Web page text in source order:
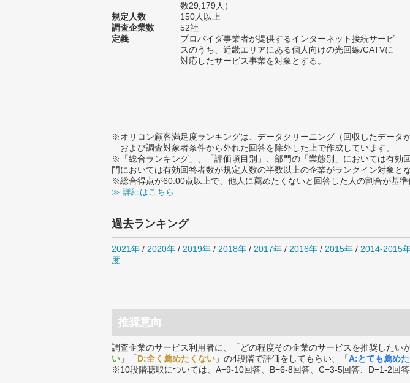
数29,179人）
規定人数
150人以上
調査企業数
52社
定義
プロバイダ事業者が提供するインターネット接続サービ
スのうち、近畿エリアにある個人向けの光回線/CATVに
対応したサービス事業を対象とする。
※オリコン顧客満足度ランキングは、データクリーニング（回収したデータ
および調査対象者条件から外れた回答を除外した上で作成しています。
※「総合ランキング」、「評価項目別」、部門の「業態別」においては有
門においては有効回答者数が規定人数の半数以上の企業がランクイン対象とな
※総合得点が60.00点以上で、他人に薦めたくないと回答した人の割合が基準
≫ 詳細はこちら
過去ランキング
2021年 / 2020年 / 2019年 / 2018年 / 2017年 / 2016年 / 2015年 / 2014-2015
度
推奨意向
調査企業のサービス利用者に、「どの程度その企業のサービスを推奨したい
い 」「D:全く薦めたくない 」の4段階で評価をしてもらい、「A:とても薦め
※10段階聴取については、A=9-10回答、B=6-8回答、C=3-5回答、D=1-2回答